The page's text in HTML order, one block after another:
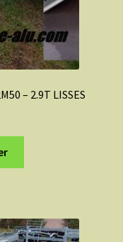
– 2.9T LISSES